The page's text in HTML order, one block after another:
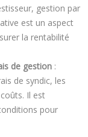
gestion par
est un aspect
la rentabilité
de gestion :
de syndic, les
Il est
pour